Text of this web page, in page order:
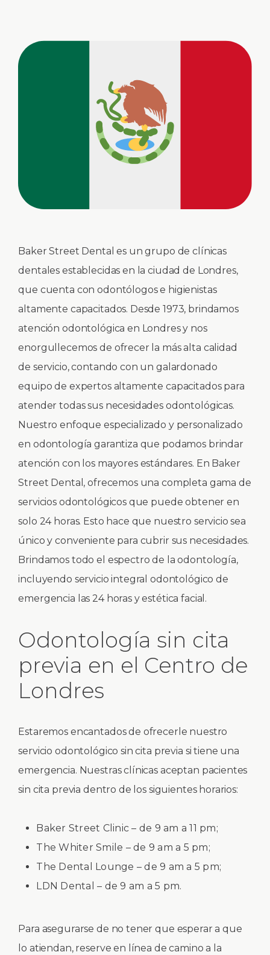
Baker Street Dental es un grupo de clínicas
dentales establecidas en la ciudad de Londres,
que cuenta con odontólogos e higienistas
altamente capacitados. Desde 1973, brindamos
atención odontológica en Londres y nos
enorgullecemos de ofrecer la más alta calidad
de servicio, contando con un galardonado
equipo de expertos altamente capacitados para
atender todas sus necesidades odontológicas.
Nuestro enfoque especializado y personalizado
en odontología garantiza que podamos brindar
atención con los mayores estándares. En Baker
Street Dental, ofrecemos una completa gama de
servicios odontológicos que puede obtener en
solo 24 horas. Esto hace que nuestro servicio sea
único y conveniente para cubrir sus necesidades.
Brindamos todo el espectro de la odontología,
incluyendo servicio integral odontológico de
emergencia las 24 horas y estética facial.
Odontología sin cita
previa en el Centro de
Londres
Estaremos encantados de ofrecerle nuestro
servicio odontológico sin cita previa si tiene una
emergencia. Nuestras clínicas aceptan pacientes
sin cita previa dentro de los siguientes horarios:
Baker Street Clinic – de 9 am a 11 pm;
The Whiter Smile – de 9 am a 5 pm;
The Dental Lounge – de 9 am a 5 pm;
LDN Dental – de 9 am a 5 pm.
Para asegurarse de no tener que esperar a que
lo atiendan, reserve en línea de camino a la